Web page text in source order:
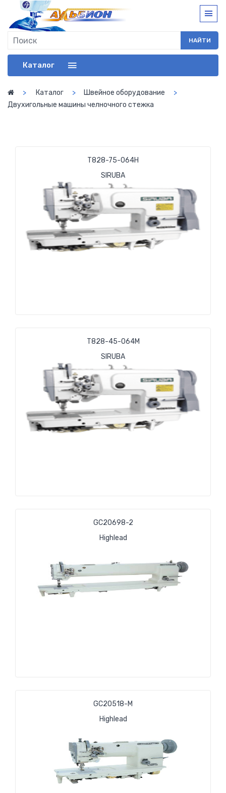
НАЙТИ
Каталог
Каталог
Швейное оборудование
Двухигольные машины челночного стежка
Т828-75-064H
SIRUBA
Т828-45-064М
SIRUBA
GC20698-2
Highlead
GC20518-М
Highlead